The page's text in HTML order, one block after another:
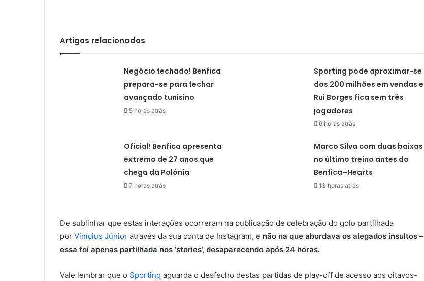
Artigos relacionados
Negócio fechado! Benfica
prepara-se para fechar
avançado tunisino
5 horas atrás
Sporting pode aproximar-se
dos 200 milhões em vendas e
Rui Borges fica sem três
jogadores
6 horas atrás
Oficial! Benfica apresenta
extremo de 27 anos que
chega da Polónia
7 horas atrás
Marco Silva com duas baixas
no último treino antes do
Benfica–Hearts
13 horas atrás
De sublinhar que estas interações ocorreram na publicação de celebração do golo partilhada
por Vinícius Júnior através da sua conta de Instagram, e não na que abordava os alegados insultos –
essa foi apenas partilhada nos ‘stories’, desaparecendo após 24 horas.
Vale lembrar que o Sporting aguarda o desfecho destas partidas de play-off de acesso aos oitavos-